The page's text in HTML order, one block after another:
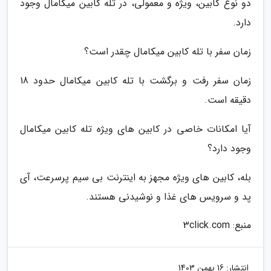
دو نوع کابین، ویژه و معمولی، در تله کابین میکامال وجود
دارد.
زمان سفر با تله کابین میکامال چقدر است؟
زمان سفر رفت و برگشت با تله کابین میکامال حدود 18
دقیقه است.
آیا امکانات خاصی در کابین های ویژه تله کابین میکامال
وجود دارد؟
بله، کابین های ویژه مجهز به اینترنت بی سیم پرسرعت، آی
پد و سرویس های غذا و نوشیدنی هستند.
منبع: 3click.com
انتشار: 16 بهمن 1403